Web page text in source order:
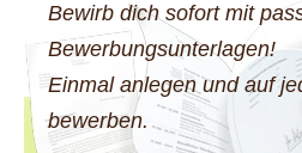
Bewirb dich sofort mit
Bewerbungsunterlagen!
Einmal anlegen und auf
bewerben.